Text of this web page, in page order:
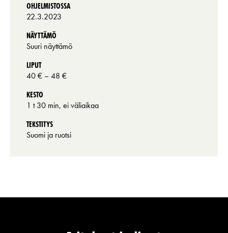
OHJELMISTOSSA
22.3.2023
NÄYTTÄMÖ
Suuri näyttämö
LIPUT
40 € – 48 €
KESTO
1 t 30 min, ei väliaikaa
TEKSTITYS
Suomi ja ruotsi